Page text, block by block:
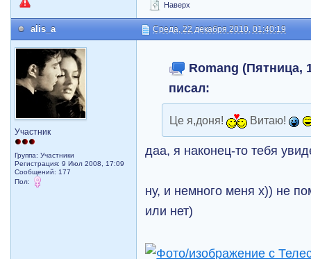
Наверх
alis_a Среда, 22 декабря 2010, 01:40:19
Участник
Группа: Участники
Регистрация: 9 Июл 2008, 17:09
Сообщений: 177
Пол:
Romang (Пятница,
писал:
Це я,доня! Витаю!
даа, я наконец-то тебя
ну, и немного меня х)) не
или нет)